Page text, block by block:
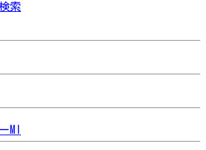
索
MI